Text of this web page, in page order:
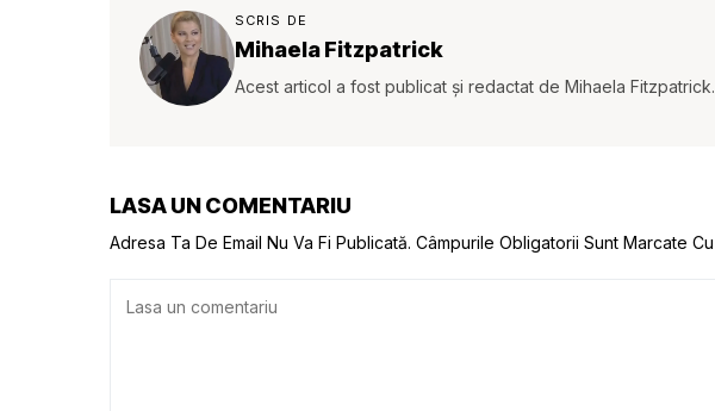
SCRIS DE
Mihaela Fitzpatrick
Acest articol a fost publicat și redactat de Mihaela Fitzpatrick.
LASA UN COMENTARIU
Adresa Ta De Email Nu Va Fi Publicată. Câmpurile Obligatorii Sunt Marcate Cu